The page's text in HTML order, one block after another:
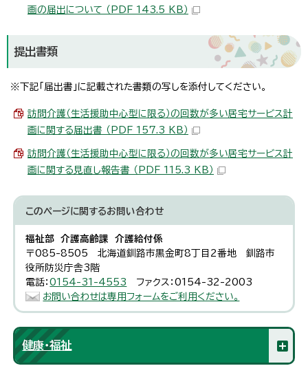
画の届出について （PDF 143.5 KB）
提出書類
※下記「届出書」に記載された書類の写しを添付してください。
訪問介護（生活援助中心型に限る）の回数が多い居宅サービス計
画に関する届出書 （PDF 157.3 KB）
訪問介護（生活援助中心型に限る）の回数が多い居宅サービス計
画に関する見直し報告書 （PDF 115.3 KB）
このページに関するお問い合わせ
福祉部 介護高齢課 介護給付係
〒085-8505 北海道釧路市黒金町8丁目2番地 釧路市
役所防災庁舎3階
電話：0154-31-4553
ファクス：0154-32-2003
お問い合わせは専用フォームをご利用ください。
健康・福祉